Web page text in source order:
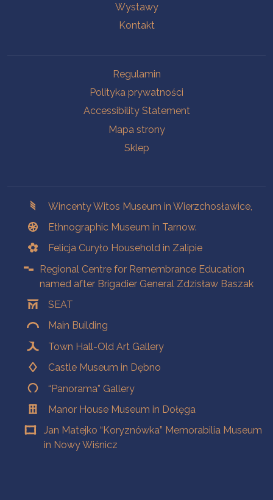
Wystawy
Kontakt
Regulamin
Polityka prywatności
Accessibility Statement
Mapa strony
Sklep
Wincenty Witos Museum in Wierzchosławice,
Ethnographic Museum in Tarnow.
Felicja Curyło Household in Zalipie
Regional Centre for Remembrance Education
named after Brigadier General Zdzisław Baszak
SEAT
Main Building
Town Hall-Old Art Gallery
Castle Museum in Dębno
“Panorama” Gallery
Manor House Museum in Dołęga
Jan Matejko “Koryznówka” Memorabilia Museum
in Nowy Wiśnicz